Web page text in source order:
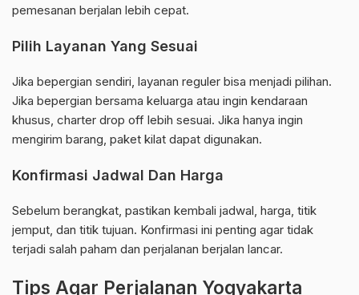
pemesanan berjalan lebih cepat.
Pilih Layanan Yang Sesuai
Jika bepergian sendiri, layanan reguler bisa menjadi pilihan.
Jika bepergian bersama keluarga atau ingin kendaraan
khusus, charter drop off lebih sesuai. Jika hanya ingin
mengirim barang, paket kilat dapat digunakan.
Konfirmasi Jadwal Dan Harga
Sebelum berangkat, pastikan kembali jadwal, harga, titik
jemput, dan titik tujuan. Konfirmasi ini penting agar tidak
terjadi salah paham dan perjalanan berjalan lancar.
Tips Agar Perjalanan Yogyakarta